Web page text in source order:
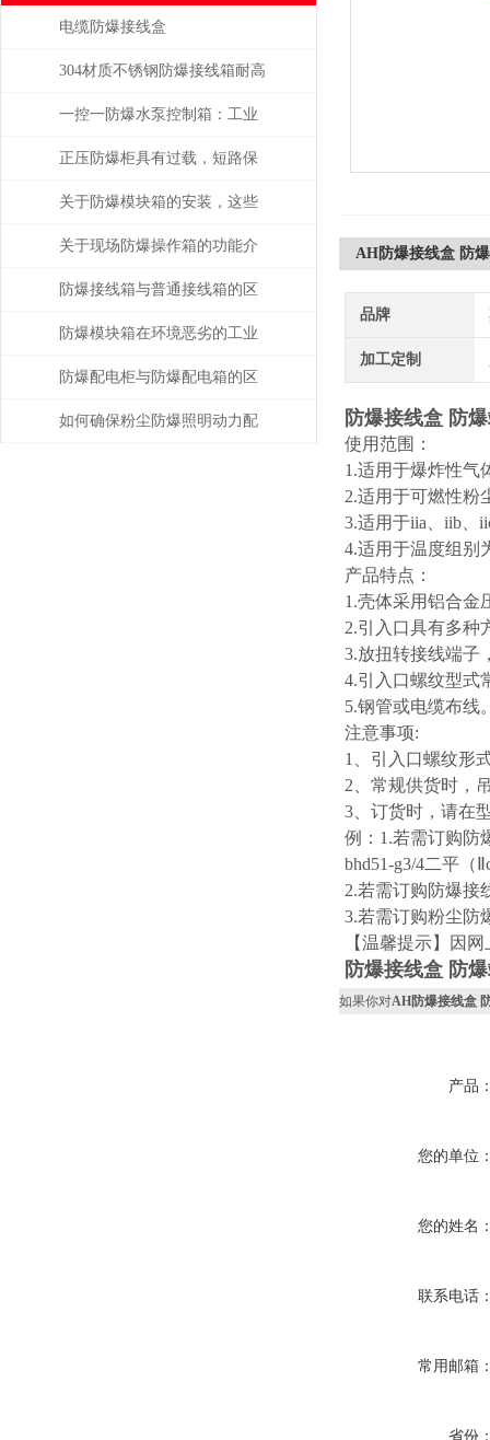
AH防爆接线盒 防
品牌
加工定制
防爆接线盒 防
使用范围：
1.适用于爆炸性气
2.适用于可燃性粉
3.适用于iia、iib、
4.适用于温度组别
产品特点：
1.壳体采用铝合金
2.引入口具有多种
3.放扭转接线端子
4.引入口螺纹型式
5.钢管或电缆布线
注意事项:
1、引入口螺纹形
2、常规供货时，
3、订货时，请在
例：1.若需订购防
bhd51-g3/4二平（
2.若需订购防爆接
3.若需订购粉尘防
【温馨提示】因
防爆接线盒 防
如果你对AH防爆接线盒
产品
您的单位
您的姓名
联系电话
常用邮箱
省份
电缆防爆接线盒
304材质不锈钢防爆接线箱耐高
温多少
一控一防爆水泵控制箱：工业
安全的智能守护者
正压防爆柜具有过载，短路保
护功能
关于防爆模块箱的安装，这些
内容你一定要知道
关于现场防爆操作箱的功能介
绍
防爆接线箱与普通接线箱的区
别在哪?
防爆模块箱在环境恶劣的工业
场所也可稳定工作
防爆配电柜与防爆配电箱的区
别在那？
如何确保粉尘防爆照明动力配